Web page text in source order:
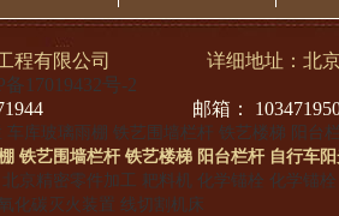
工程有限公司 详细地址：北京市
备17019432号-2
邮箱：
车库玻璃雨棚 铁艺围墙栏杆 铁艺楼梯 阳台栏
铁艺围墙栏杆 铁艺楼梯 阳台栏杆 自行车阳
北京精密零件加工 耙料机 化学锚栓 化学锚栓
化碳灭火装置 线切割机床